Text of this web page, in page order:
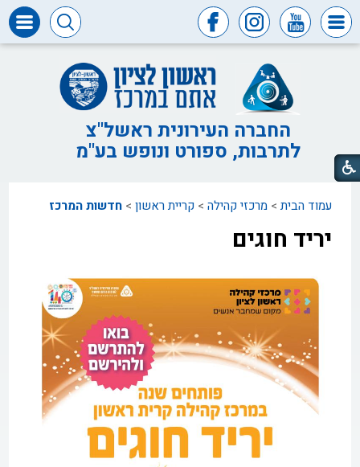
ומכרזים
חופש
המידע
דבר
ראש
דבר
צור
קשר
החברה העירונית ראשל"צ
לתרבות, ספורט ונופש בע"מ
עמוד הבית >מרכזי קהילה >קריית ראשון >חדשות המרכז
יריד חוגים